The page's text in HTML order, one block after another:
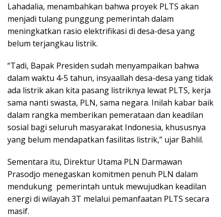
Lahadalia, menambahkan bahwa proyek PLTS akan
menjadi tulang punggung pemerintah dalam
meningkatkan rasio elektrifikasi di desa-desa yang
belum terjangkau listrik.
“Tadi, Bapak Presiden sudah menyampaikan bahwa
dalam waktu 4-5 tahun, insyaallah desa-desa yang tidak
ada listrik akan kita pasang listriknya lewat PLTS, kerja
sama nanti swasta, PLN, sama negara. Inilah kabar baik
dalam rangka memberikan pemerataan dan keadilan
sosial bagi seluruh masyarakat Indonesia, khususnya
yang belum mendapatkan fasilitas listrik,” ujar Bahlil.
Sementara itu, Direktur Utama PLN Darmawan
Prasodjo menegaskan komitmen penuh PLN dalam
mendukung pemerintah untuk mewujudkan keadilan
energi di wilayah 3T melalui pemanfaatan PLTS secara
masif.